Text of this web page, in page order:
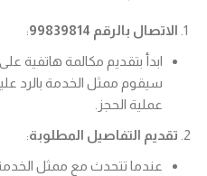
الاتصال بالرقم 99839814
:
ابدأ بتقديم مكالمة هاتفية
سيقوم ممثل الخدمة بالرد
عملية الحجز.
تقديم التفاصيل المطلوبة:
عندما تتحدث مع ممثل